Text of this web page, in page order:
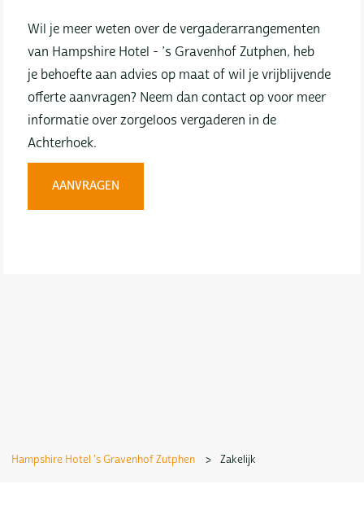
Wil je meer weten over de vergaderarrangementen
van Hampshire Hotel - ’s Gravenhof Zutphen, heb
je behoefte aan advies op maat of wil je vrijblijvende
offerte aanvragen? Neem dan contact op voor meer
informatie over zorgeloos vergaderen in de
Achterhoek.
AANVRAGEN
Hampshire Hotel 's Gravenhof Zutphen > Zakelijk